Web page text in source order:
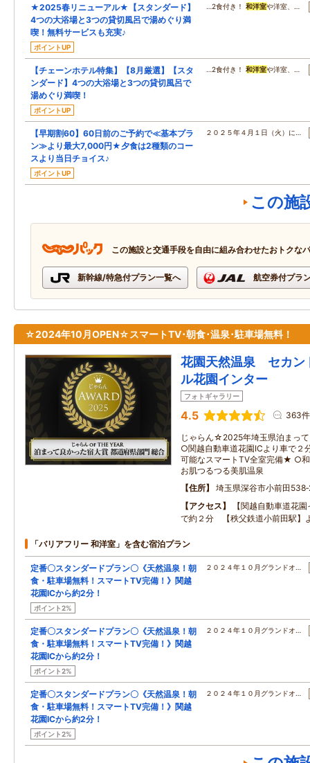
★2025春リニューアル★【スタンダード】
4つの大浴場と3つの貸切風呂で湯めぐり満
喫！無料サービスも充実♪
ポイントUP
…2食付き！和洋室や洋室、…
【チェーンホテル特集】【8月厳選】【スタ
ンダード】4つの大浴場と3つの貸切風呂で
湯めぐり満喫！
ポイントUP
…2食付き！和洋室や洋室、…
【早期割60】60日前のご予約で≪基本プラ
ン≫より最大7,000円★夕食は2種類のコー
スより当日チョイス♪
ポイントUP
２０２５年４月１日（火）に…
この施
この施設と交通手段を自由に組み合わせたおトクな
新幹線/特急付プラン一覧へ 航空券付プラ
☆2024年10月OPEN☆スマートTV･朝食･温泉･駐車場無料！
花園天然温泉 セカ
ル花園インター
フォトギャラリー
4.5 363件
じゃらん☆2025年埼玉県泊まっ
○関越自動車道花園ICより車で２
可能なスマートTV全室完備★ ○
お肌つるつる美肌温泉
住所
埼玉県深谷市小前田
アクセス
【関越自動車道花
で約２分 【秩父鉄道小前田駅】
「バリアフリー 和洋室」を含む宿泊プラン
定番〇スタンダードプラン〇《天然温泉！朝
食・駐車場無料！スマートTV完備！》関越
花園ICから約2分！
ポイント2%
２０２４年１０月グランドオ…
定番〇スタンダードプラン〇《天然温泉！朝
食・駐車場無料！スマートTV完備！》関越
花園ICから約2分！
ポイント2%
２０２４年１０月グランドオ…
定番〇スタンダードプラン〇《天然温泉！朝
食・駐車場無料！スマートTV完備！》関越
花園ICから約2分！
ポイント2%
２０２４年１０月グランドオ…